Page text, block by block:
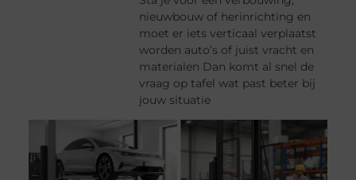
nieuwbouw of herinrichting en
moet er iets verticaal verplaatst
worden auto’s of juist vracht en
materialen Dan komt al snel de
vraag op tafel wat past beter bij
jouw situatie